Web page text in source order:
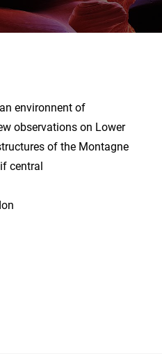
environnent of
observations on Lower
of the Montagne
central